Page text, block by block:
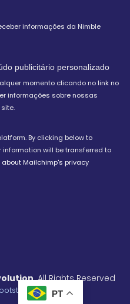
informações da Nimble
Conteúdo publicitário personalizado
momento clicando no link no
informações sobre nossas
By clicking below to
information will be transferred to
about Mailchimp's privacy
. All Rights Reserved
PT